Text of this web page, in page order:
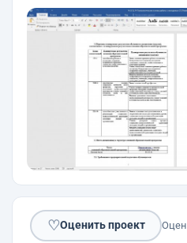
♡Оценить проект